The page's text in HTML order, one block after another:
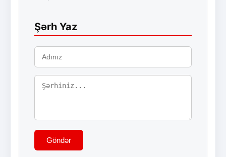
Şərh Yaz
Göndər